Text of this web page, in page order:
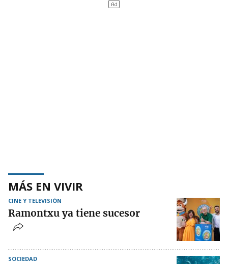
MÁS EN VIVIR
CINE Y TELEVISIÓN
Ramontxu ya tiene sucesor
SOCIEDAD